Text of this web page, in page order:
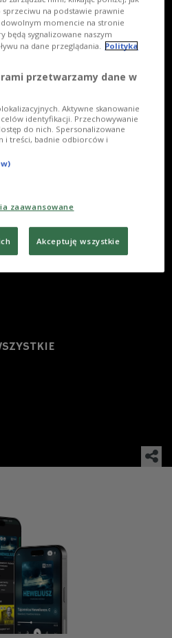
na podstawie prawnie
momencie na stronie
będą sygnalizowane naszym
na dane przeglądania. Polityka
przetwarzamy dane w
Aktywne skanowanie
identyfikacji. Przechowywanie
do nich. Spersonalizowane
i treści, badnie odbiorców i
zaawansowane
Akceptuję wszystkie